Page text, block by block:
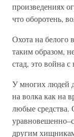
произведениях
что оборотень,
Охота на белого
таким образом,
стад, это война
У многих людей
на волка как на
любые средства.
другим